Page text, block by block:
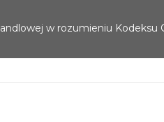
w rozumieniu Kodeksu